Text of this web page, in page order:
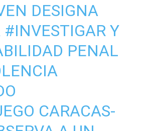
DESIGNA
#INVESTIGARY
PENAL
CARACAS-